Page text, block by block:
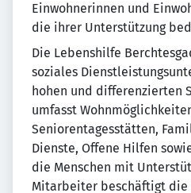
Einwohnerinnen und
die ihrer Unterstützung
Die Lebenshilfe
soziales
hohen und differenzierten
umfasst
Seniorentagesstätten,
Dienste, Offene Hilfen
die Menschen mit
Mitarbeiter beschäftigt die